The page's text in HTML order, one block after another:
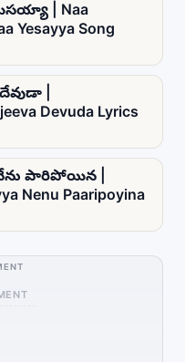
| Naa
Yesayya Song
|
Devuda Lyrics
పారిపోయిన |
Nenu Paaripoyina